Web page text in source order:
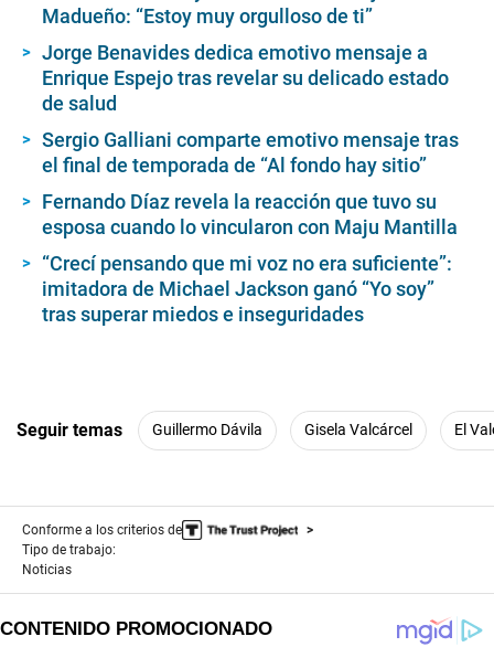
Madueño: “Estoy muy orgulloso de ti”
Jorge Benavides dedica emotivo mensaje a
Enrique Espejo tras revelar su delicado estado
de salud
Sergio Galliani comparte emotivo mensaje tras
el final de temporada de “Al fondo hay sitio”
Fernando Díaz revela la reacción que tuvo su
esposa cuando lo vincularon con Maju Mantilla
“Crecí pensando que mi voz no era suficiente”:
imitadora de Michael Jackson ganó “Yo soy”
tras superar miedos e inseguridades
Seguir temas Guillermo Dávila Gisela Valcárcel El
Conforme a los criterios de
Tipo de trabajo:
Noticias